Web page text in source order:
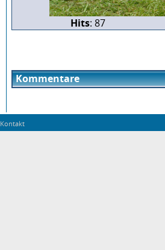
Hits: 87
Kommentare
Kontakt